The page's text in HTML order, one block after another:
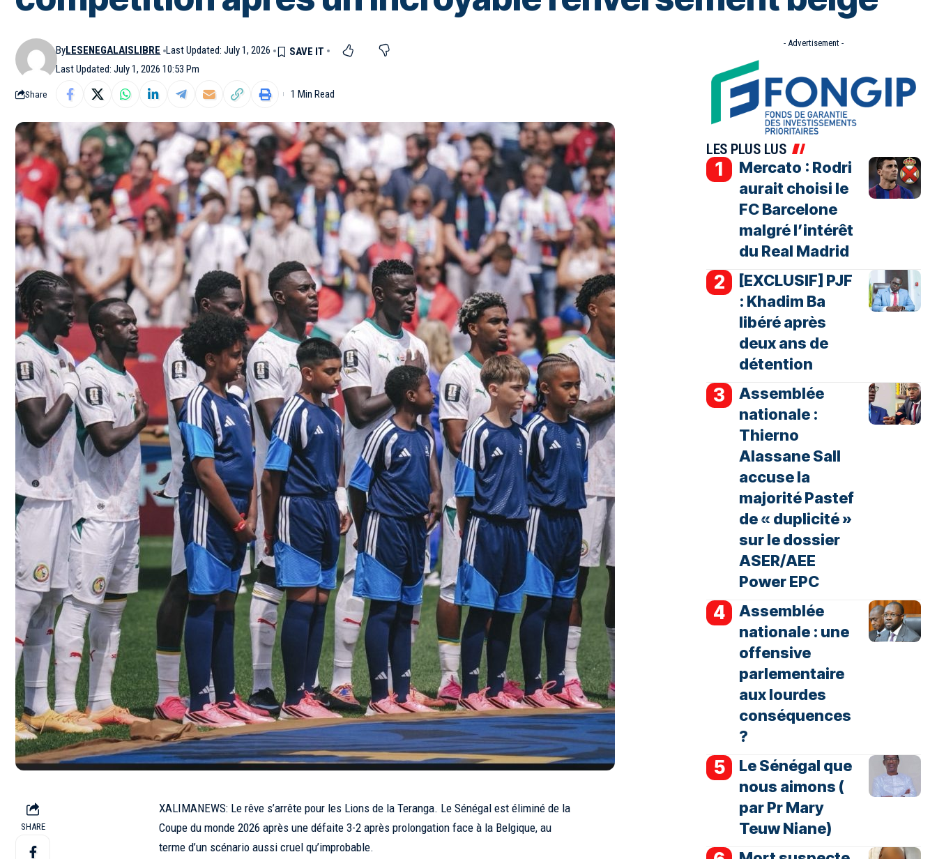
Last Updated: July 1, 2026 10:53 Pm
ByLESENEGALAISLIBRE Last Updated: July 1, 2026
Share 1 Min Read
SHARE
XALIMANEWS: Le rêve s’arrête pour les Lions de la Teranga. Le Sénégal est éliminé de la
Coupe du monde 2026 après une défaite 3-2 après prolongation face à la Belgique, au
terme d’un scénario aussi cruel qu’improbable.
- Advertisement -
LES PLUS LUS
Mercato : Rodri
aurait choisi le
FC Barcelone
malgré l’intérêt
du Real Madrid
[EXCLUSIF] PJF
: Khadim Ba
libéré après
deux ans de
détention
Assemblée
nationale :
Thierno
Alassane Sall
accuse la
majorité Pastef
de « duplicité »
sur le dossier
ASER/AEE
Power EPC
Assemblée
nationale : une
offensive
parlementaire
aux lourdes
conséquences
?
Le Sénégal que
nous aimons (
par Pr Mary
Teuw Niane)